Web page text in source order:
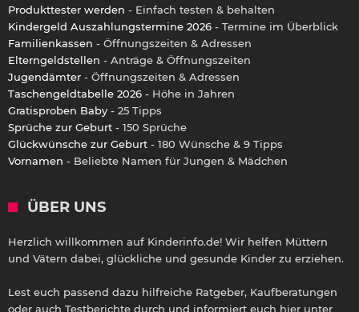
Produkttester werden - Einfach testen & behalten
Kindergeld Auszahlungstermine 2026 - Termine im Überblick
Familienkassen - Öffnungszeiten & Adressen
Elterngeldstellen - Anträge & Öffnungszeiten
Jugendämter - Öffnungszeiten & Adressen
Taschengeldtabelle 2026 - Höhe in Jahren
Gratisproben Baby - 25 Tipps
Sprüche zur Geburt - 150 Sprüche
Glückwünsche zur Geburt - 180 Wünsche & 9 Tipps
Vornamen - Beliebte Namen für Jungen & Mädchen
ÜBER UNS
Herzlich willkommen auf Kinderinfo.de! Wir helfen Müttern
und Vätern dabei, glückliche und gesunde Kinder zu erziehen.
Lest euch passend dazu hilfreiche Ratgeber, Kaufberatungen
oder auch Testberichte durch und informiert euch hier unter